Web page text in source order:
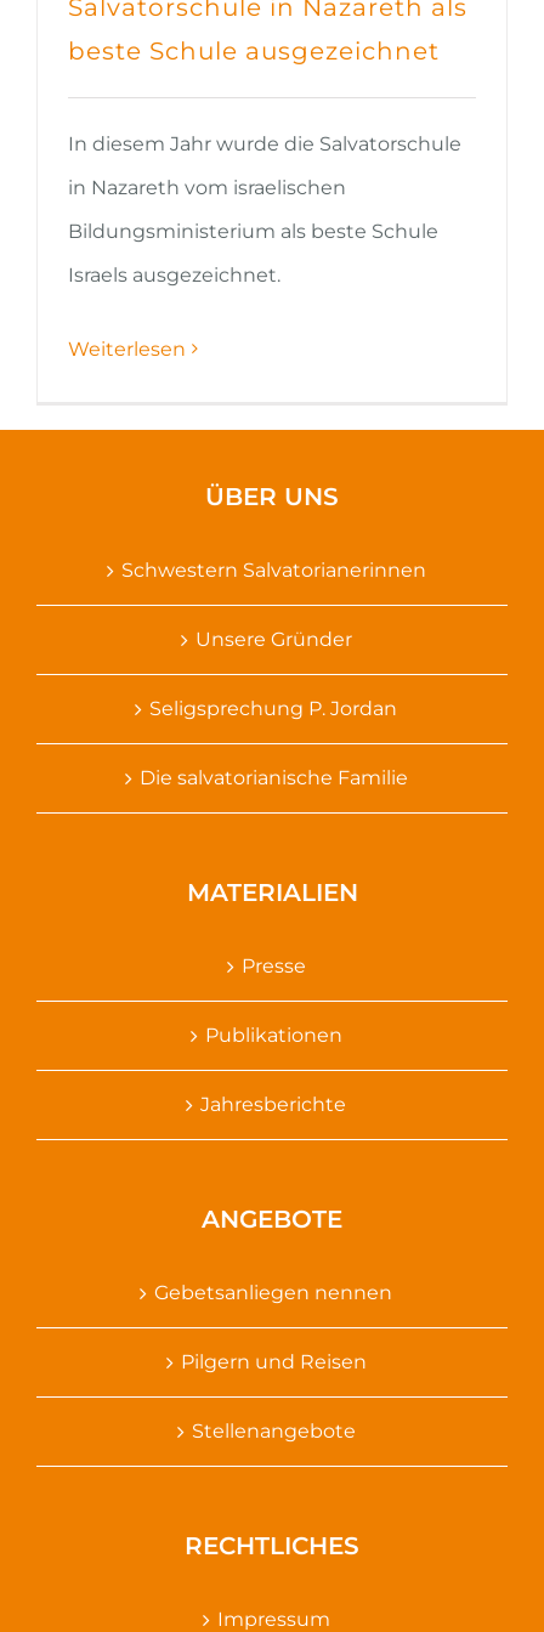
Salvatorschule in Nazareth als
beste Schule ausgezeichnet
In diesem Jahr wurde die Salvatorschule
in Nazareth vom israelischen
Bildungsministerium als beste Schule
Israels ausgezeichnet.
Weiterlesen
ÜBER UNS
Schwestern Salvatorianerinnen
Unsere Gründer
Seligsprechung P. Jordan
Die salvatorianische Familie
MATERIALIEN
Presse
Publikationen
Jahresberichte
ANGEBOTE
Gebetsanliegen nennen
Pilgern und Reisen
Stellenangebote
RECHTLICHES
Impressum